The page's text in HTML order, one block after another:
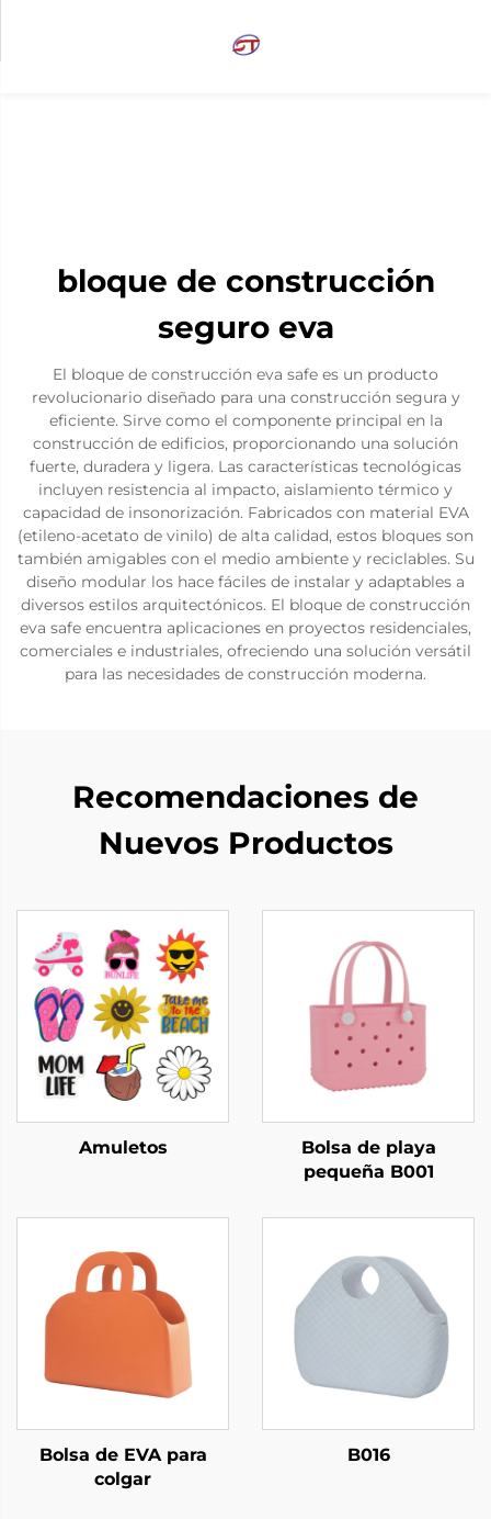
bloque de construcción
seguro eva
El bloque de construcción eva safe es un producto
revolucionario diseñado para una construcción segura y
eficiente. Sirve como el componente principal en la
construcción de edificios, proporcionando una solución
fuerte, duradera y ligera. Las características tecnológicas
incluyen resistencia al impacto, aislamiento térmico y
capacidad de insonorización. Fabricados con material EVA
(etileno-acetato de vinilo) de alta calidad, estos bloques son
también amigables con el medio ambiente y reciclables. Su
diseño modular los hace fáciles de instalar y adaptables a
diversos estilos arquitectónicos. El bloque de construcción
eva safe encuentra aplicaciones en proyectos residenciales,
comerciales e industriales, ofreciendo una solución versátil
para las necesidades de construcción moderna.
Recomendaciones de
Nuevos Productos
Amuletos
Bolsa de playa
pequeña B001
Bolsa de EVA para
colgar
B016